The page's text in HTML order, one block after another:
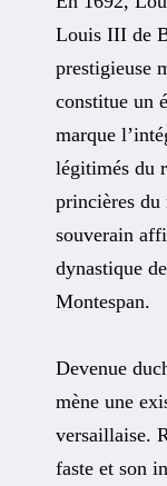
Louis III de
prestigieuse
constitue un
marque
légitimés du
princières du
souverain
dynastique
Montespan.
Devenue
mène une
versaillaise.
faste et son